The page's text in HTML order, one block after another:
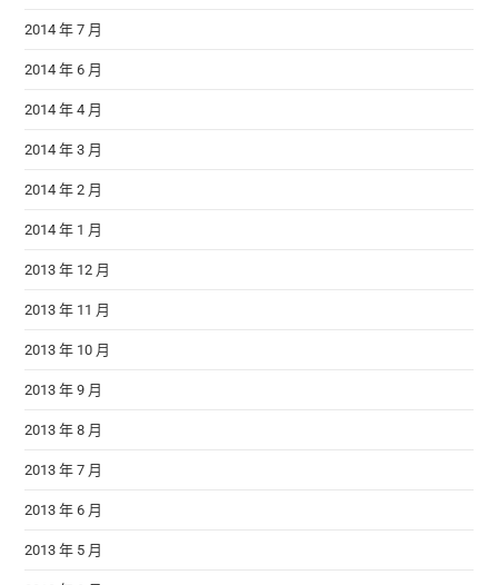
2014 年 7 月
2014 年 6 月
2014 年 4 月
2014 年 3 月
2014 年 2 月
2014 年 1 月
2013 年 12 月
2013 年 11 月
2013 年 10 月
2013 年 9 月
2013 年 8 月
2013 年 7 月
2013 年 6 月
2013 年 5 月